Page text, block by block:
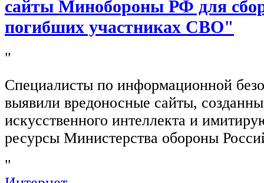
сайты Минобороны РФ для
погибших участниках СВО"
"
Специалисты по информационной
выявили вредоносные сайты,
искусственного интеллекта и
ресурсы Министерства обороны
"